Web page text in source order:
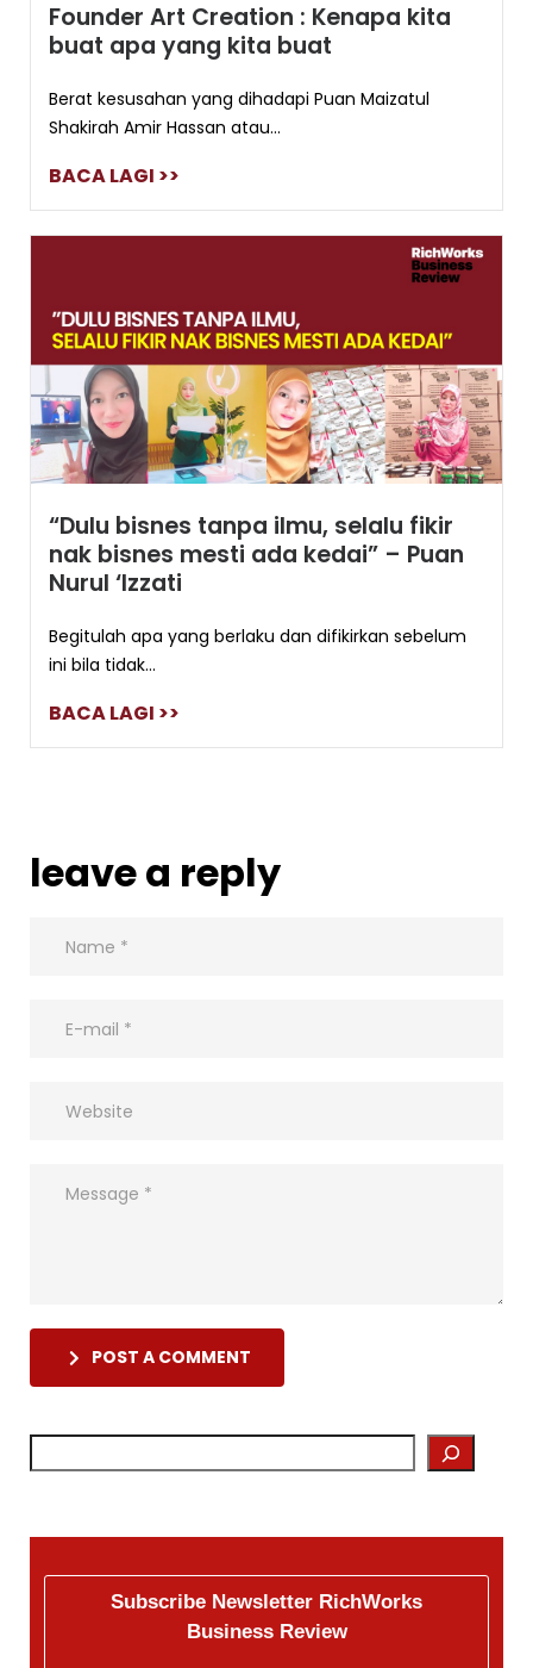
Founder Art Creation : Kenapa kita
buat apa yang kita buat
Berat kesusahan yang dihadapi Puan Maizatul
Shakirah Amir Hassan atau...
BACA LAGI >>
“Dulu bisnes tanpa ilmu, selalu fikir
nak bisnes mesti ada kedai” – Puan
Nurul ‘Izzati
Begitulah apa yang berlaku dan difikirkan sebelum
ini bila tidak...
BACA LAGI >>
leave a reply
POST A COMMENT
Subscribe Newsletter RichWorks
Business Review